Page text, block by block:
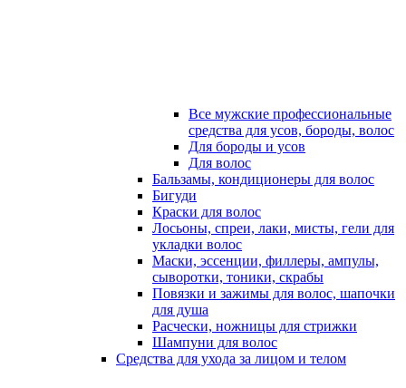
Все мужские профессиональные
средства для усов, бороды, волос
Для бороды и усов
Для волос
Бальзамы, кондиционеры для волос
Бигуди
Краски для волос
Лосьоны, спреи, лаки, мисты, гели для
укладки волос
Маски, эссенции, филлеры, ампулы,
сыворотки, тоники, скрабы
Повязки и зажимы для волос, шапочки
для душа
Расчески, ножницы для стрижки
Шампуни для волос
Средства для ухода за лицом и телом